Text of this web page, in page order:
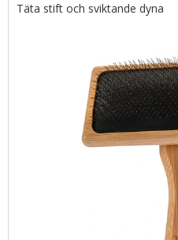
Täta stift och sviktande dyna